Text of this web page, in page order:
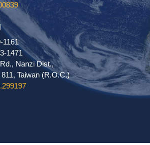
1161
1471
Nanzi Dist.,
Taiwan (R.O.C.)